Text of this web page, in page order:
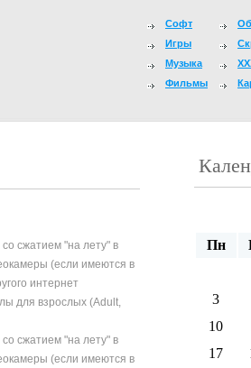
Софт
Игры
Музыка
Фильмы
сжатием "на лету" в
(если имеются в
интернет
для взрослых (Adult,
сжатием "на лету" в
(если имеются в
Пн
3
10
17